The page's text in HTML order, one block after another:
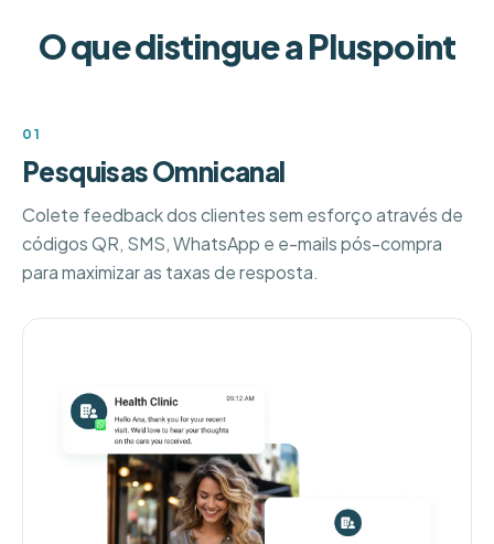
O que distingue a Pluspoint
01
Pesquisas Omnicanal
Colete feedback dos clientes sem esforço através de
códigos QR, SMS, WhatsApp e e-mails pós-compra
para maximizar as taxas de resposta.